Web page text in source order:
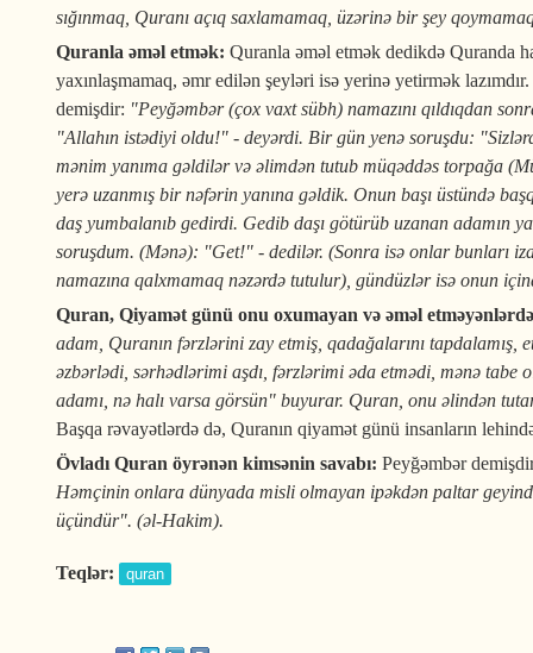
sığınmaq, Quranı açıq saxlamamaq, üzərinə bir şey
Quranla əməl etmək: Quranla əməl etmək dedikdə Quranda
yaxınlaşmamaq, əmr edilən şeyləri isə yerinə yetirmək
demişdir: "Peyğəmbər (çox vaxt sübh) namazını qıldıqdan
"Allahın istədiyi oldu!" - deyərdi. Bir gün yenə soruşdu:
mənim yanıma gəldilər və əlimdən tutub müqəddəs torpağa
yerə uzanmış bir nəfərin yanına gəldik. Onun başı üstündə
daş yumbalanıb gedirdi. Gedib daşı götürüb uzanan adamın
soruşdum. (Mənə): "Get!" - dedilər. (Sonra isə onlar bunları
namazına qalxmamaq nəzərdə tutulur), gündüzlər isə onun
Quran, Qiyamət günü onu oxumayan və əməl
adam, Quranın fərzlərini zay etmiş, qadağalarını
əzbərlədi, sərhədlərimi aşdı, fərzlərimi əda etmədi, mənə
adamı, nə halı varsa görsün" buyurar. Quran, onu əlindən
Başqa rəvayətlərdə də, Quranın qiyamət günü insanların
Övladı Quran öyrənən kimsənin savabı: Peyğəmbər
Həmçinin onlara dünyada misli olmayan ipəkdən paltar
üçündür". (əl-Hakim).
Teqlər: quran